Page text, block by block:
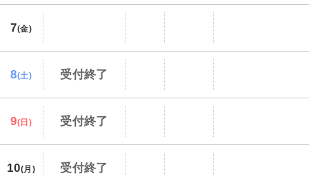
7(金)
8(土) 受付終了
9(日) 受付終了
10(月) 受付終了